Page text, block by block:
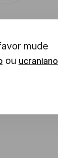
mude
ou ucraniano